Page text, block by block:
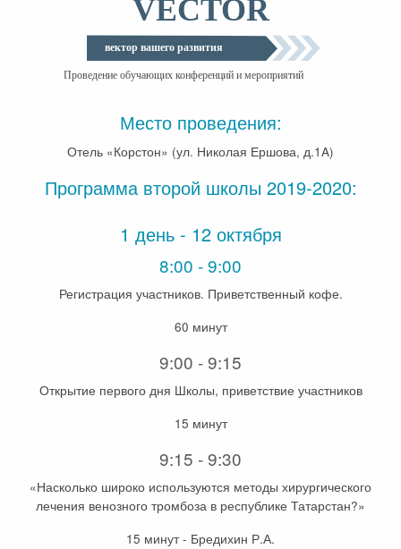
Место проведения:
Отель «Корстон» (ул. Николая Ершова, д.1A)
Программа второй школы 2019-2020:
1 день - 12 октября
8:00 - 9:00
Регистрация участников. Приветственный кофе.
60 минут
9:00 - 9:15
Открытие первого дня Школы, приветствие участников
15 минут
9:15 - 9:30
«Насколько широко используются методы хирургического
лечения венозного тромбоза в республике Татарстан?»
15 минут - Бредихин Р.А.